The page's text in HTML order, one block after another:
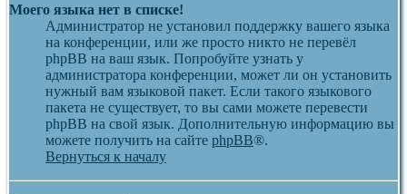
Моего языка нет в списке!
Администратор не установил поддержку вашего языка
на конференции, или же просто никто не перевёл
phpBB на ваш язык. Попробуйте узнать у
администратора конференции, может ли он установить
нужный вам языковой пакет. Если такого языкового
пакета не существует, то вы сами можете перевести
phpBB на свой язык. Дополнительную информацию вы
можете получить на сайте phpBB®.
Вернуться к началу